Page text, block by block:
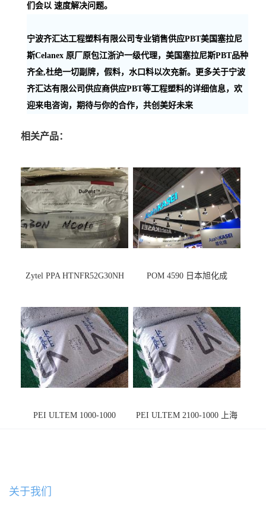
们会以 速度解决问题。
宁波齐汇达工程塑料有限公司专业销售供应PBT美国塞拉尼
斯Celanex 原厂原包江浙沪一级代理，美国塞拉尼斯PBT品种
齐全,杜绝一切副牌，假料，水口料以次充新。更多关于宁波
齐汇达有限公司供应商供应PBT等工程塑料的详细信息，欢
迎来电咨询，期待与你的合作，共创美好未来
相关产品：
Zytel PPA HTNFR52G30NH POM 4590 日本旭化成
PEI ULTEM 1000-1000
PEI ULTEM 2100-1000 上海
关于我们